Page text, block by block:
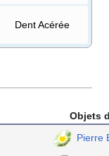
Dent Acérée
Objets
Pierre